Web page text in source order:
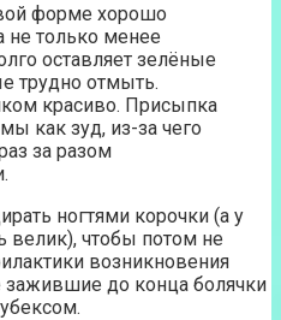
форме хорошо
не только менее
оставляет зелёные
трудно отмыть.
красиво. Присыпка
как зуд, из-за чего
за разом
ногтями корочки (а у
велик), чтобы потом не
возникновения
до конца болячки